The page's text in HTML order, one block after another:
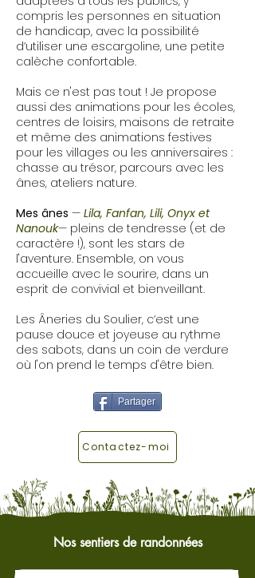
compris les personnes en situation
de handicap, avec la possibilité
d’utiliser une escargoline, une petite
calèche confortable.
Mais ce n'est pas tout ! Je propose
aussi des animations pour les écoles,
centres de loisirs, maisons de retraite
et même des animations festives
pour les villages ou les anniversaires :
chasse au trésor, parcours avec les
ânes, ateliers nature.
Mes ânes — Lila, Fanfan, Lili, Onyx et
Nanouk— pleins de tendresse (et de
caractère !), sont les stars de
l'aventure. Ensemble, on vous
accueille avec le sourire, dans un
esprit de convivial et bienveillant.
Les Âneries du Soulier, c’est une
pause douce et joyeuse au rythme
des sabots, dans un coin de verdure
où l'on prend le temps d'être bien.
Partager
Contactez-moi
Nos sentiers de randonnées